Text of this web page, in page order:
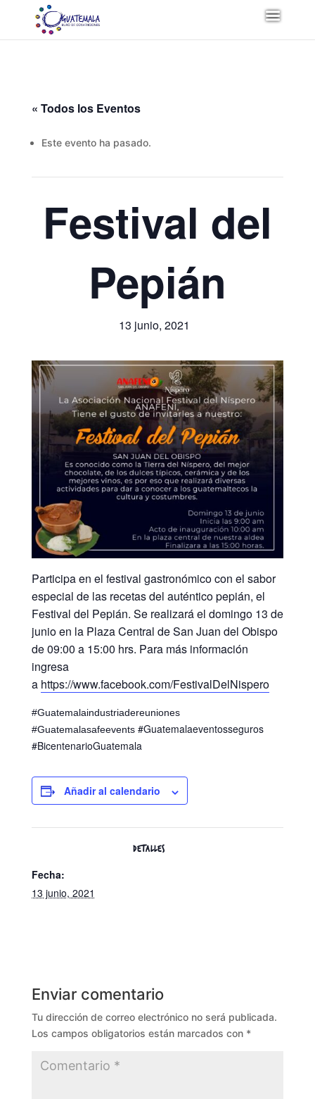
« Todos los Eventos
Este evento ha pasado.
Festival del
Pepián
13 junio, 2021
Participa en el festival gastronómico con el sabor
especial de las recetas del auténtico pepián, el
Festival del Pepián. Se realizará el domingo 13 de
junio en la Plaza Central de San Juan del Obispo
de 09:00 a 15:00 hrs. Para más información
ingresa
a https://www.facebook.com/FestivalDelNispero
#Guatemalaindustriadereuniones
#Guatemalasafeevents #Guatemalaeventosseguros
#BicentenarioGuatemala
Añadir al calendario
DETALLES
Fecha:
13 junio, 2021
Enviar comentario
Tu dirección de correo electrónico no será publicada.
Los campos obligatorios están marcados con *